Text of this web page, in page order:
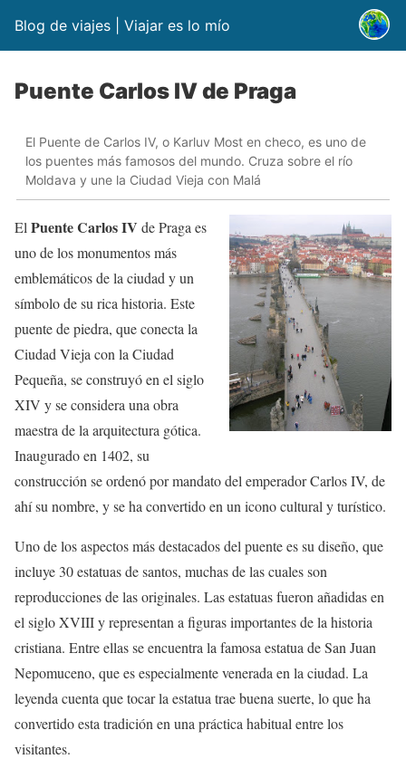
Blog de viajes | Viajar es lo mío
Puente Carlos IV de Praga
El Puente de Carlos IV, o Karluv Most en checo, es uno de
los puentes más famosos del mundo. Cruza sobre el río
Moldava y une la Ciudad Vieja con Malá
El Puente Carlos IV de Praga es
uno de los monumentos más
emblemáticos de la ciudad y un
símbolo de su rica historia. Este
puente de piedra, que conecta la
Ciudad Vieja con la Ciudad
Pequeña, se construyó en el siglo
XIV y se considera una obra
maestra de la arquitectura gótica.
Inaugurado en 1402, su
construcción se ordenó por mandato del emperador Carlos IV, de
ahí su nombre, y se ha convertido en un icono cultural y turístico.
Uno de los aspectos más destacados del puente es su diseño, que
incluye 30 estatuas de santos, muchas de las cuales son
reproducciones de las originales. Las estatuas fueron añadidas en
el siglo XVIII y representan a figuras importantes de la historia
cristiana. Entre ellas se encuentra la famosa estatua de San Juan
Nepomuceno, que es especialmente venerada en la ciudad. La
leyenda cuenta que tocar la estatua trae buena suerte, lo que ha
convertido esta tradición en una práctica habitual entre los
visitantes.